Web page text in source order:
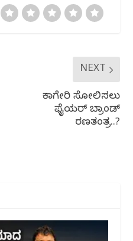
NEXT
ಕಾಗೇರಿ ಸೋಲಿಸಲು
ಫೈಯರ್ ಬ್ರಾಂಡ್
ರಣತಂತ್ರ..?